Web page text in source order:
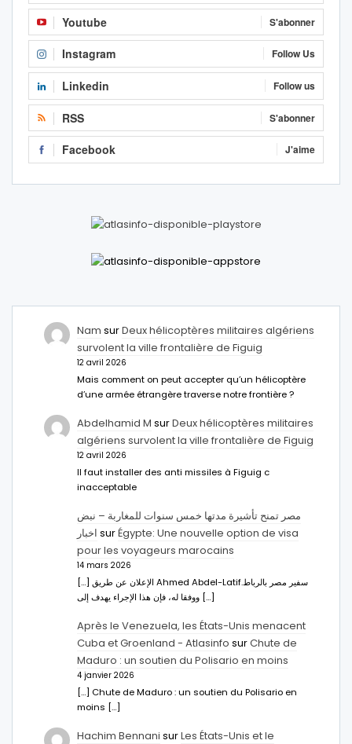
Youtube S'abonner
Instagram Follow Us
Linkedin Follow us
RSS S'abonner
Facebook J'aime
Nam surDeux hélicoptères militaires algériens
survolent la ville frontalière de Figuig
12 avril 2026
Mais comment on peut accepter qu’un hélicoptère
d’une armée étrangère traverse notre frontière ?
Abdelhamid M surDeux hélicoptères militaires
algériens survolent la ville frontalière de Figuig
12 avril 2026
Il faut installer des anti missiles à Figuig c
inacceptable
مصر تمنح تأشيرة مدتها خمس سنوات للمغاربة – نبض
اخبار surÉgypte: Une nouvelle option de visa
pour les voyageurs marocains
14 mars 2026
[…] الإعلان عن طريق Ahmed Abdel-Latifسفير مصر بالرباط.
ووفقا له، فإن هذا الإجراء يهدف إلى […]
Après le Venezuela, les États-Unis menacent
Cuba et Groenland - Atlasinfo surChute de
Maduro : un soutien du Polisario en moins
4 janvier 2026
[…] Chute de Maduro : un soutien du Polisario en
moins […]
Hachim Bennani surLes États-Unis et le